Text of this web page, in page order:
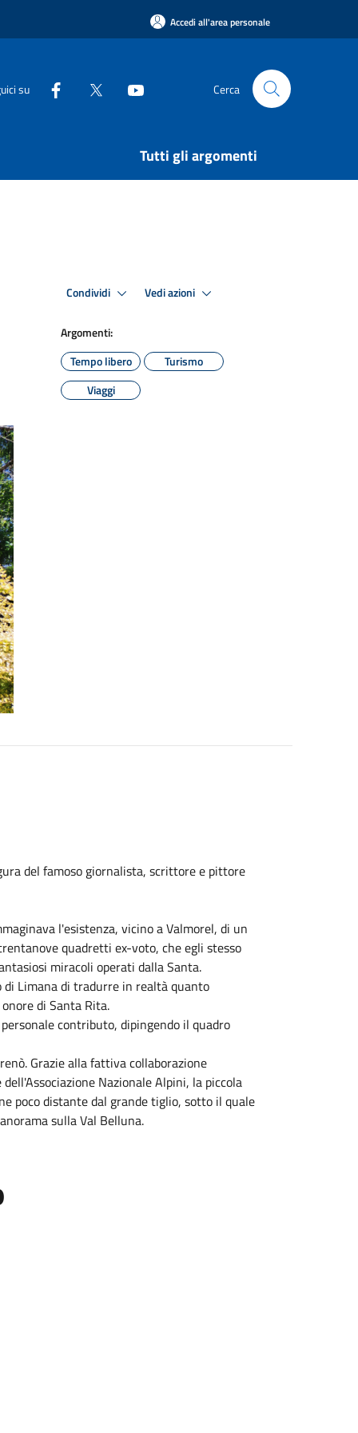
Accedi all'area personale
su Cerca
Tutti gli argomenti
Condividi Vedi azioni
Argomenti:
Tempo libero
Turismo
Viaggi
del famoso giornalista, scrittore e pittore
l'esistenza, vicino a Valmorel, di un
quadretti ex-voto, che egli stesso
miracoli operati dalla Santa.
di Limana di tradurre in realtà quanto
di Santa Rita.
contributo, dipingendo il quadro
Grazie alla fattiva collaborazione
Nazionale Alpini, la piccola
poco distante dal grande tiglio, sotto il quale
sulla Val Belluna.